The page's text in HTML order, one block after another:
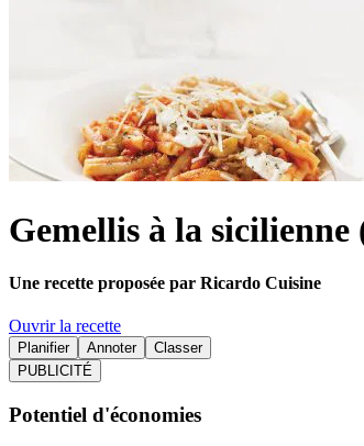
Gemellis à la
Une recette proposée par Ricardo Cuisine
Ouvrir la recette
Planifier Annoter
Classer
PUBLICITÉ
Potentiel d'économies